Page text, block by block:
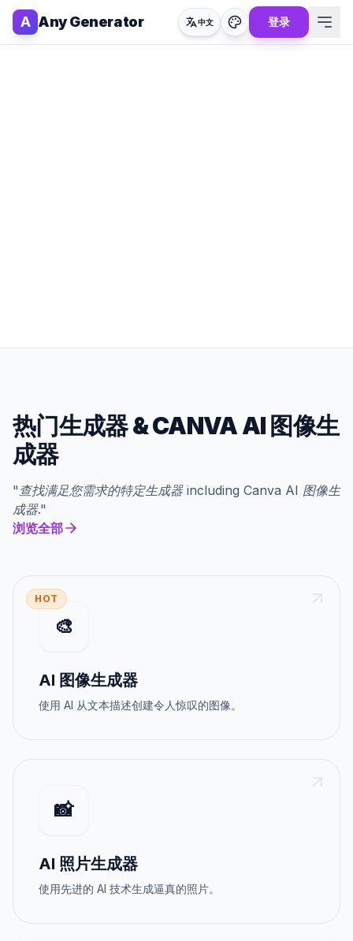
A Any Generator 中文 登录
热门生成器&CANVA AI 图像生
成器
" 查找满足您需求的特定生成器including Canva AI 图像生
成器."
浏览全部
HOT
🎨
AI 图像生成器
使用 AI 从文本描述创建令人惊叹的图像。
📸
AI 照片生成器
使用先进的 AI 技术生成逼真的照片。